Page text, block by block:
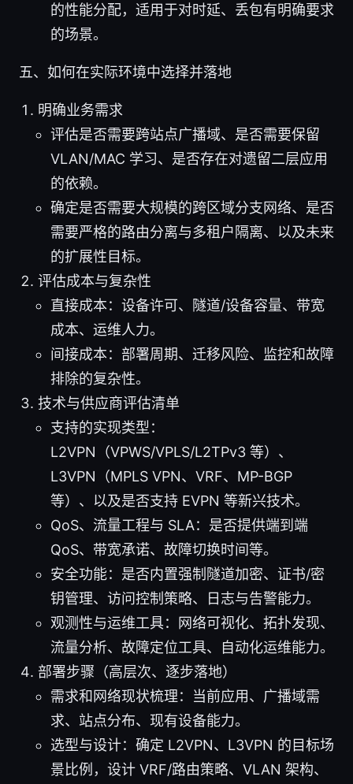
的性能分配，适用于对时延、丢包有明确要求
的场景。
五、如何在实际环境中选择并落地
明确业务需求
评估是否需要跨站点广播域、是否需要保留
VLAN/MAC 学习、是否存在对遗留二层应用
的依赖。
确定是否需要大规模的跨区域分支网络、是否
需要严格的路由分离与多租户隔离、以及未来
的扩展性目标。
评估成本与复杂性
直接成本：设备许可、隧道/设备容量、带宽
成本、运维人力。
间接成本：部署周期、迁移风险、监控和故障
排除的复杂性。
技术与供应商评估清单
支持的实现类型：
L2VPN（VPWS/VPLS/L2TPv3 等）、
L3VPN（MPLS VPN、VRF、MP-BGP
等）、以及是否支持 EVPN 等新兴技术。
QoS、流量工程与 SLA：是否提供端到端
QoS、带宽承诺、故障切换时间等。
安全功能：是否内置强制隧道加密、证书/密
钥管理、访问控制策略、日志与告警能力。
观测性与运维工具：网络可视化、拓扑发现、
流量分析、故障定位工具、自动化运维能力。
部署步骤（高层次、逐步落地）
需求和网络现状梳理：当前应用、广播域需
求、站点分布、现有设备能力。
选型与设计：确定 L2VPN、L3VPN 的目标场
景比例，设计 VRF/路由策略、VLAN 架构、